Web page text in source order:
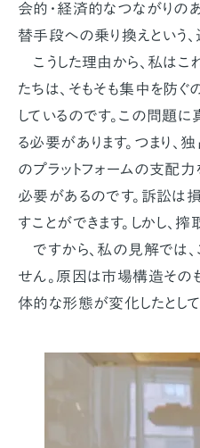
会的・経済的なつながりの
替手段への乗り換えという
こうした理由から、私はこ
たちは、そもそも集中を防
しているのです。この問題
る必要があります。つまり
のプラットフォームの支配
必要があるのです。訴訟は
すことができます。しかし、
ですから、私の見解では
せん。原因は市場構造その
体的な形態が変化したとし